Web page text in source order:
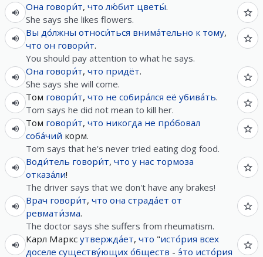
Она говори́т, что лю́бит цветы́.
She says she likes flowers.
Вы до́лжны относи́ться внима́тельно к тому,
что он говори́т.
You should pay attention to what he says.
Она говори́т, что придёт.
She says she will come.
Том говори́т, что не собира́лся её убива́ть.
Tom says he did not mean to kill her.
Том говори́т, что никогда не про́бовал
соба́чий корм.
Tom says that he's never tried eating dog food.
Води́тель говори́т, что у нас тормоза
отказа́ли!
The driver says that we don't have any brakes!
Врач говори́т, что она страда́ет от
ревмати́зма.
The doctor says she suffers from rheumatism.
Карл Маркс утвержда́ет, что "исто́рия всех
доселе существу́ющих о́бществ - э́то исто́рия